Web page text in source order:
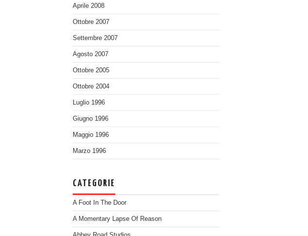
Aprile 2008
Ottobre 2007
Settembre 2007
Agosto 2007
Ottobre 2005
Ottobre 2004
Luglio 1996
Giugno 1996
Maggio 1996
Marzo 1996
CATEGORIE
A Foot In The Door
A Momentary Lapse Of Reason